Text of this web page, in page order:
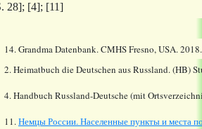
28]; [4]; [11]
14.Grandma Datenbank. CMHS Fresno, USA.
2. Heimatbuch die Deutschen aus Russland. (HB)
4. Handbuch Russland-Deutsche (mit
11.Немцы России. Населенные пункты и места